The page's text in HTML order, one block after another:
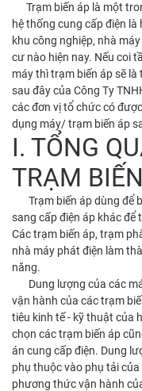
Trạm biến áp là một
hệ thống cung cấp điện
khu công nghiệp, nhà
cư nào hiện nay. Nếu coi
máy thì trạm biến áp sẽ
sau đây của Công Ty
các đơn vị tổ chức có
dụng máy/ trạm biến áp
I. TỔNG
TRẠM
Trạm biến áp dùng để
sang cấp điện áp khác
Các trạm biến áp, trạm
nhà máy phát điện làm
năng.
Dung lượng của các
vận hành của các trạm
tiêu kinh tế - kỹ thuật của
chọn các trạm biến áp
án cung cấp điện. Dung
phụ thuộc vào phụ tải
phương thức vận hành